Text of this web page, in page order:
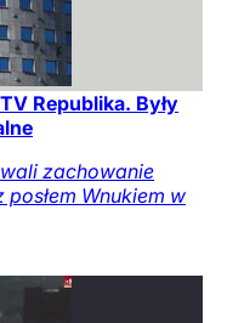
Republika. Były
zachowanie
Wnukiem w